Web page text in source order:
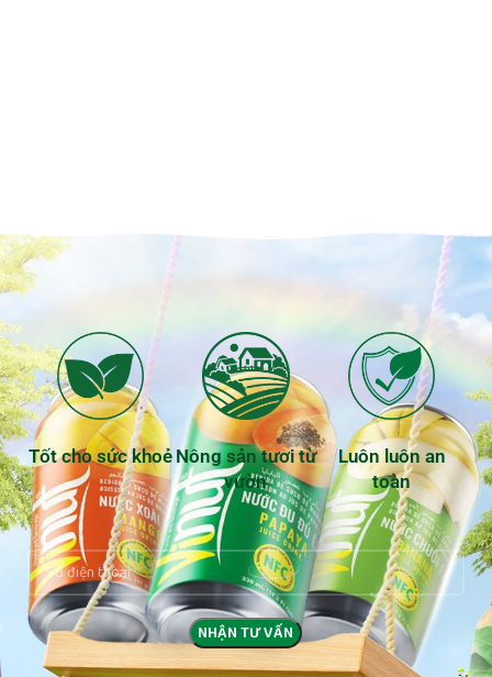
Tốt cho sức khoẻ Nông sản tươi từ
vườn
Luôn luôn an
toàn